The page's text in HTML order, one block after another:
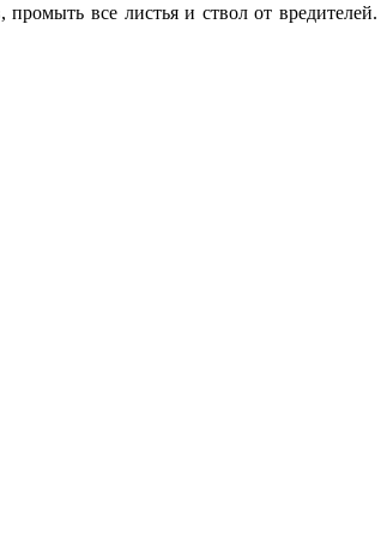
все листья и ствол от вредителей.